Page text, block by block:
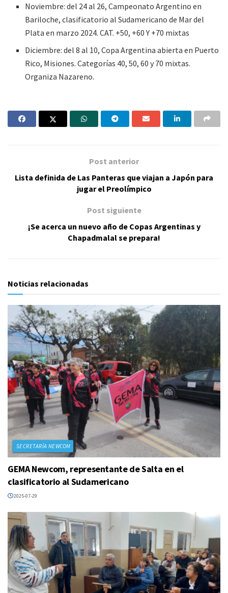
Noviembre: del 24 al 26, Campeonato Argentino en
Bariloche, clasificatorio al Sudamericano de Mar del
Plata en marzo 2024. CAT. +50, +60 Y +70 mixtas
Diciembre: del 8 al 10, Copa Argentina abierta en Puerto
Rico, Misiones. Categorías 40, 50, 60 y 70 mixtas.
Organiza Nazareno.
Post anterior
Lista definida de Las Panteras que viajan a Japón para
jugar el Preolímpico
Post siguiente
¡Se acerca un nuevo año de Copas Argentinas y
Chapadmalal se prepara!
Noticias relacionadas
SECRETARÍA NEWCOM
GEMA Newcom, representante de Salta en el
clasificatorio al Sudamericano
2025-07-29